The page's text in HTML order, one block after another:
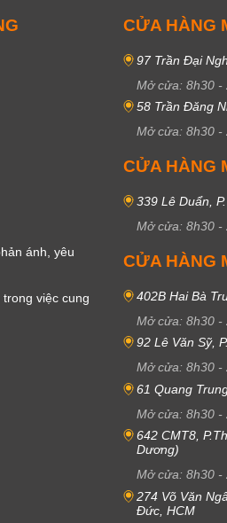
ánh, yêu
việc cung
CỬA HÀNG
97 Trần Đại
Mở cửa: 8h30 -
58 Trần Đăng
Mở cửa: 8h30 -
CỬA HÀNG
339 Lê Duẩn,
Mở cửa: 8h30 -
CỬA HÀNG
402B Hai Bà
Mở cửa: 8h30 -
92 Lê Văn Sỹ,
Mở cửa: 8h30 -
61 Quang
Mở cửa: 8h30 -
642 CMT8,
Dương)
Mở cửa: 8h30 -
274 Võ Văn
Đức, HCM